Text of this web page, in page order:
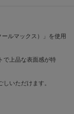
ルマックス）」を使用
で上品な表面感が特
いただけます。